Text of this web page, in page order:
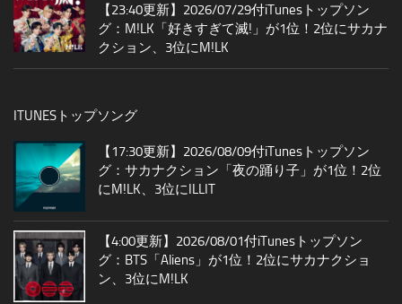
【23:40更新】2026/07/29付iTunesトップソン
グ：M!LK「好きすぎて滅!」が1位！2位にサカナ
クション、3位にM!LK
ITUNESトップソング
【17:30更新】2026/08/09付iTunesトップソン
グ：サカナクション「夜の踊り子」が1位！2位
にM!LK、3位にILLIT
【4:00更新】2026/08/01付iTunesトップソン
グ：BTS「Aliens」が1位！2位にサカナクショ
ン、3位にM!LK